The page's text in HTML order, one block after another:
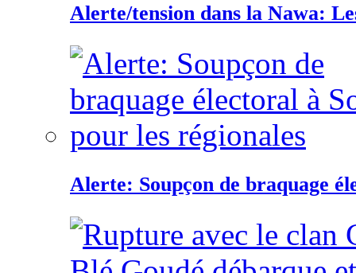
Alerte/tension dans la Nawa:
Alerte: Soupçon de braquage